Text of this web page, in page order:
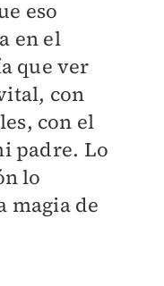
eso
en el
que ver
con
con el
padre. Lo
lo
magia de